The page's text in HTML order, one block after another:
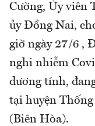
Cường, Ủy viên
ủy Đồng Nai,
giờ ngày 27/6 ,
nghi nhiễm
dương tính,
tại huyện
(Biên Hòa).